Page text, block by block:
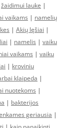
žaidimui lauke |
vaikams | namelių
| Akių lęšiai |
| namelis | vaiku
vaikams | vaiku
| kroviniu
klaipeda |
nuotekoms |
| bakterijos
geriausia |